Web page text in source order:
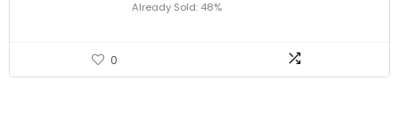
Already Sold: 48%
0